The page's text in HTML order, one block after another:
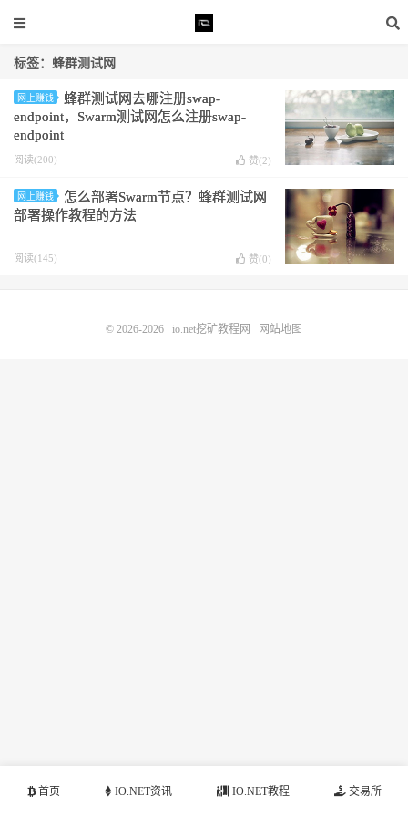
标签：蜂群测试网
网上赚钱
蜂群测试网去哪注册swap-
endpoint，Swarm测试网怎么注册swap-
endpoint
阅读(200) 赞(2)
网上赚钱
怎么部署Swarm节点？蜂群测试网
部署操作教程的方法
阅读(145) 赞(0)
首页 IO.NET资讯 IO.NET教程 交易所
© 2026-2026 io.net挖矿教程网 网站地图